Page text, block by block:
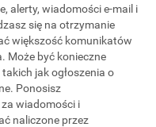
alerty, wiadomości e-mail i
się na otrzymanie
większość komunikatów
Może być konieczne
jak ogłoszenia o
Ponosisz
wiadomości i
naliczone przez